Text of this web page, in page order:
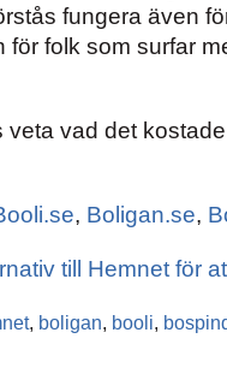
fungera även
för folk som surfar
veta vad det
, Boligan.se,
till Hemnet för
, boligan, booli,